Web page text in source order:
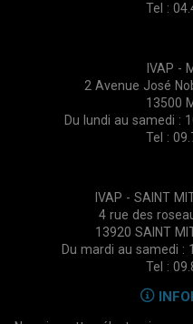
Tel :
IVAP -
2 Avenue José
13500
Du lundi au samedi :
Tel :
IVAP - SAINT
4 rue des
13920 SAINT
Du mardi au samedi :
Tel :